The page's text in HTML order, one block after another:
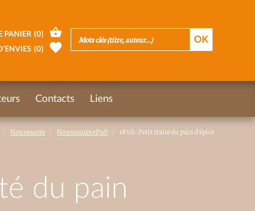
Nouveautés Nouveautés ePub ePub : Petit traité du pain d'épice
du pain
PANIER (0)
(0)
Contacts Liens